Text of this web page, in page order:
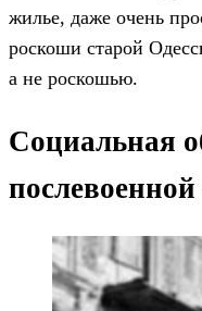
жилье, даже очень
роскоши старой
а не роскошью.
Социальная
послевоенной